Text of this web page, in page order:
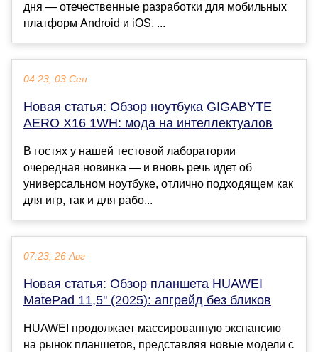
дня — отечественные разработки для мобильных
платформ Android и iOS, ...
04:23, 03 Сен
Новая статья: Обзор ноутбука GIGABYTE
AERO X16 1WH: мода на интеллектуалов
В гостях у нашей тестовой лаборатории
очередная новинка — и вновь речь идет об
универсальном ноутбуке, отлично подходящем как
для игр, так и для рабо...
07:23, 26 Авг
Новая статья: Обзор планшета HUAWEI
MatePad 11,5'' (2025): апгрейд без бликов
HUAWEI продолжает массированную экспансию
на рынок планшетов, представляя новые модели с